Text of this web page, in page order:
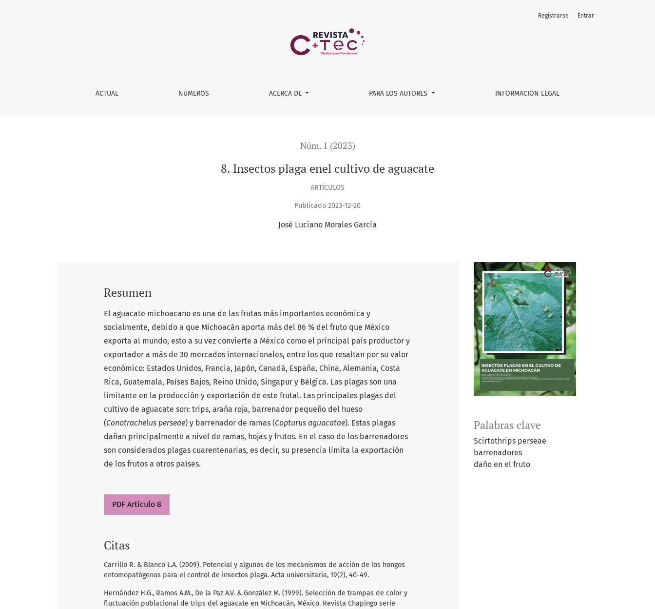
ACTUAL NÚMEROS ACERCA DE PARA LOS AUTORES INFORMACIÓN LEGAL
Registrarse Entrar
Núm. 1 (2023)
8. Insectos plaga enel cultivo de aguacate
ARTÍCULOS
Publicado 2023-12-20
José Luciano Morales García
Palabras clave
Scirtothrips perseae
barrenadores
daño en el fruto
Resumen
El aguacate michoacano es una de las frutas más importantes económica y
socialmente, debido a que Michoacán aporta más del 86 % del fruto que México
exporta al mundo, esto a su vez convierte a México como el principal país productor y
exportador a más de 30 mercados internacionales, entre los que resaltan por su valor
económico: Estados Unidos, Francia, Japón, Canadá, España, China, Alemania, Costa
Rica, Guatemala, Países Bajos, Reino Unido, Singapur y Bélgica. Las plagas son una
limitante en la producción y exportación de este frutal. Las principales plagas del
cultivo de aguacate son: trips, araña roja, barrenador pequeño del hueso
(Conotrachelus perseae) y barrenador de ramas (Copturus aguacatae). Estas plagas
dañan principalmente a nivel de ramas, hojas y frutos. En el caso de los barrenadores
son considerados plagas cuarentenarias, es decir, su presencia limita la exportación
de los frutos a otros países.
PDF Artículo 8
Citas
Carrillo R. & Blanco L.A. (2009). Potencial y algunos de los mecanismos de acción de los hongos
entomopatógenos para el control de insectos plaga. Acta universitaria, 19(2), 40-49.
Hernández H.G., Ramos A.M., De la Paz A.V. & González M. (1999). Selección de trampas de color y
fluctuación poblacional de trips del aguacate en Michoacán, México. Revista Chapingo serie